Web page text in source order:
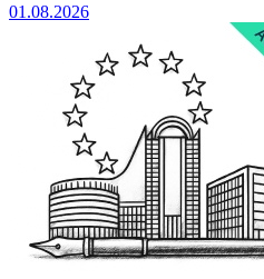
01.08.2026